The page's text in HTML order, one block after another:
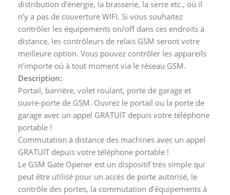
distribution d’énergie, la brasserie, la serre etc., où il
n’y a pas de couverture WIFI. Si vous souhaitez
contrôler les équipements on/off dans ces endroits à
distance, les contrôleurs de relais GSM seront votre
meilleure option. Vous pouvez contrôler les appareils
n’importe où à tout moment via le réseau GSM.
Description:
Portail, barrière, volet roulant, porte de garage et
ouvre-porte de GSM. Ouvrez le portail ou la porte de
garage avec un appel GRATUIT depuis votre téléphone
portable !
Commutation à distance des machines avec un appel
GRATUIT depuis votre téléphone portable !
Le GSM Gate Opener est un dispositif très simple qui
peut être utilisé pour un accès de porte autorisé, le
contrôle des portes, la commutation d’équipements à